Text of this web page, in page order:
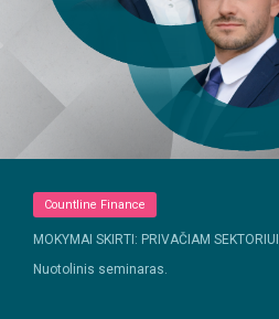
Countline Finance
MOKYMAI SKIRTI: PRIVAČIAM SEKTORIUI
Nuotolinis seminaras.